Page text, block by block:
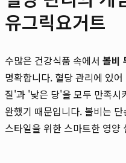
유그릭요거트
수많은 건강식품 속에서 볼비
명확합니다. 혈당 관리에 있
질'과 '낮은 당'을 모두 만족시
완했기 때문입니다. 볼비는
스타일을 위한 스마트한 영양